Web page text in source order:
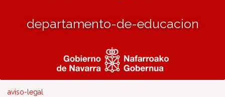
departamento-de-educacion
aviso-legal